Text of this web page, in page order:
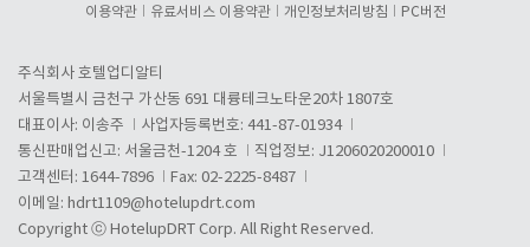
이용약관 유료서비스 이용약관 개인정보처리방침 PC버전
주식회사 호텔업디알티
서울특별시 금천구 가산동 691 대륭테크노타운20차 1807호
대표이사: 이송주
사업자등록번호: 441-87-01934
통신판매업신고: 서울금천-1204 호
직업정보: J1206020200010
고객센터: 1644-7896
Fax: 02-2225-8487
이메일: hdrt1109@hotelupdrt.com
Copyright ⓒ HotelupDRT Corp. All Right Reserved.